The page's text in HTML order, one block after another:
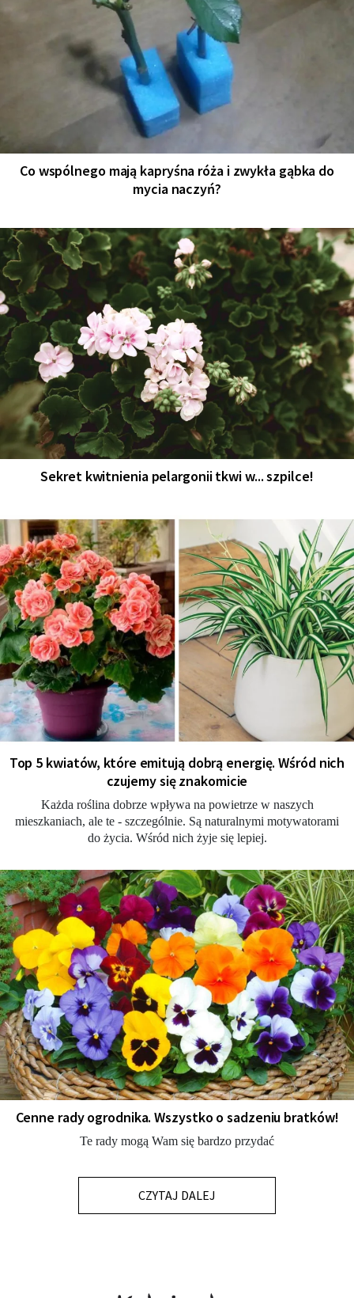
Co wspólnego mają kapryśna róża i zwykła gąbka do
mycia naczyń?
Sekret kwitnienia pelargonii tkwi w... szpilce!
Top 5 kwiatów, które emitują dobrą energię. Wśród nich
czujemy się znakomicie
Każda roślina dobrze wpływa na powietrze w naszych
mieszkaniach, ale te - szczególnie. Są naturalnymi motywatorami
do życia. Wśród nich żyje się lepiej.
Cenne rady ogrodnika. Wszystko o sadzeniu bratków!
Te rady mogą Wam się bardzo przydać
CZYTAJ DALEJ